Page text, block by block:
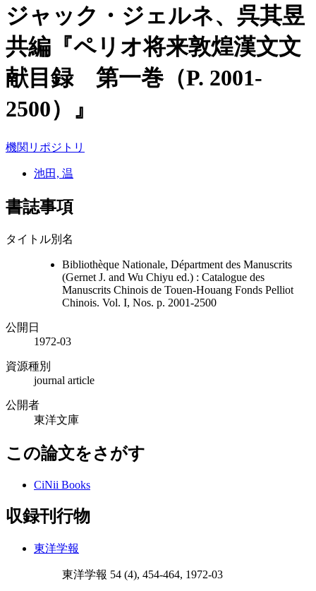
ジャック・ジェルネ、呉其昱
共編『ペリオ将来敦煌漢文文
献目録 第一巻（P. 2001-
2500）』
機関リポジトリ
池田, 温
書誌事項
タイトル別名
Bibliothèque Nationale, Départment des Manuscrits
(Gernet J. and Wu Chiyu ed.) : Catalogue des
Manuscrits Chinois de Touen-Houang Fonds Pelliot
Chinois. Vol. I, Nos. p. 2001-2500
公開日
1972-03
資源種別
journal article
公開者
東洋文庫
この論文をさがす
CiNii Books
収録刊行物
東洋学報
東洋学報 54 (4), 454-464, 1972-03